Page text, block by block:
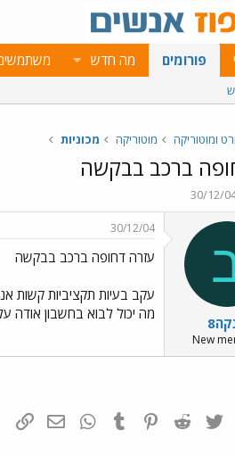
פורומים מה חדש
ומוטוריקה מוטוריקה מכוניות
ברכב בבקשה
30/12/
New
30/12/04
עזרה דחופה ברכב בבקשה
מה יכול לבוא בחשבון אודה על תשובתכם.
פייסבוק Twitter
Reddit
Pinterest
Tumblr
WhatsApp
דואר